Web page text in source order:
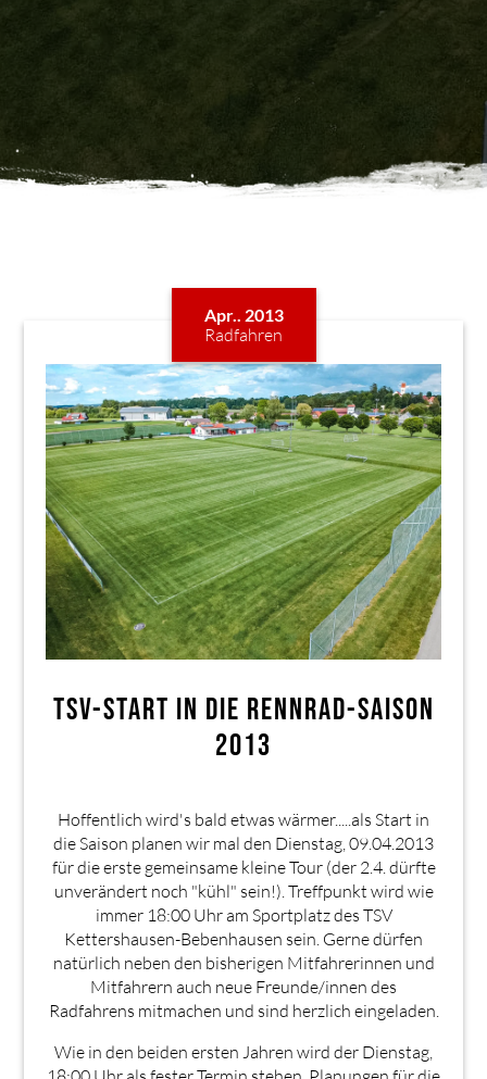
Apr.. 2013
Radfahren
TSV-START IN DIE RENNRAD-SAISON
2013
Hoffentlich wird's bald etwas wärmer.....als Start in
die Saison planen wir mal den Dienstag, 09.04.2013
für die erste gemeinsame kleine Tour (der 2.4. dürfte
unverändert noch "kühl" sein!). Treffpunkt wird wie
immer 18:00 Uhr am Sportplatz des TSV
Kettershausen-Bebenhausen sein. Gerne dürfen
natürlich neben den bisherigen Mitfahrerinnen und
Mitfahrern auch neue Freunde/innen des
Radfahrens mitmachen und sind herzlich eingeladen.
Wie in den beiden ersten Jahren wird der Dienstag,